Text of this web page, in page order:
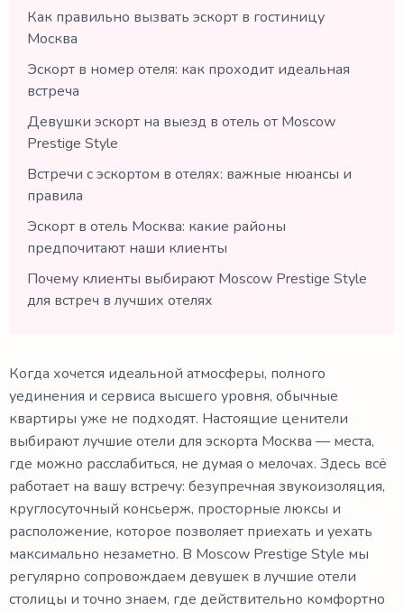
Как правильно вызвать эскорт в гостиницу
Москва
Эскорт в номер отеля: как проходит идеальная
встреча
Девушки эскорт на выезд в отель от Moscow
Prestige Style
Встречи с эскортом в отелях: важные нюансы и
правила
Эскорт в отель Москва: какие районы
предпочитают наши клиенты
Почему клиенты выбирают Moscow Prestige Style
для встреч в лучших отелях
Когда хочется идеальной атмосферы, полного
уединения и сервиса высшего уровня, обычные
квартиры уже не подходят. Настоящие ценители
выбирают лучшие отели для эскорта Москва — места,
где можно расслабиться, не думая о мелочах. Здесь всё
работает на вашу встречу: безупречная звукоизоляция,
круглосуточный консьерж, просторные люксы и
расположение, которое позволяет приехать и уехать
максимально незаметно. В Moscow Prestige Style мы
регулярно сопровождаем девушек в лучшие отели
столицы и точно знаем, где действительно комфортно